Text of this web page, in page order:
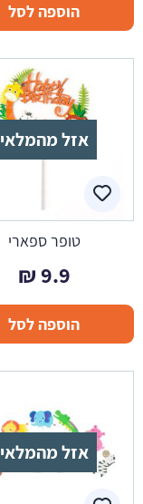
הוספה לסל
אזל מהמלאי
טופר ספארי
9.9
₪
הוספה לסל
אזל מהמלאי